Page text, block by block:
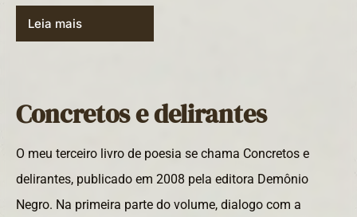
Leia mais
Concretos e delirantes
O meu terceiro livro de poesia se chama Concretos e
delirantes, publicado em 2008 pela editora Demônio
Negro. Na primeira parte do volume, dialogo com a